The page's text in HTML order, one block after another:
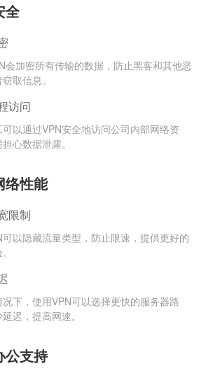
全
会加密所有传输的数据，防止黑客和其他恶
取信息。
访问
以通过VPN安全地访问公司内部网络资
心数据泄露。
络性能
限制
可以隐藏流量类型，防止限速，提供更好的
下，使用VPN可以选择更快的服务器路
迟，提高网速。
公支持